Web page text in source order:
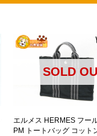
エルメス HERMES フー
PM トートバッグ コット
SOLD